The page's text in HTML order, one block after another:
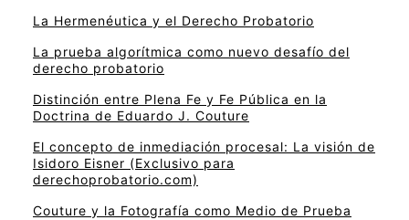
La Hermenéutica y el Derecho Probatorio
La prueba algorítmica como nuevo desafío del
derecho probatorio
Distinción entre Plena Fe y Fe Pública en la
Doctrina de Eduardo J. Couture
El concepto de inmediación procesal: La visión de
Isidoro Eisner (Exclusivo para
derechoprobatorio.com)
Couture y la Fotografía como Medio de Prueba